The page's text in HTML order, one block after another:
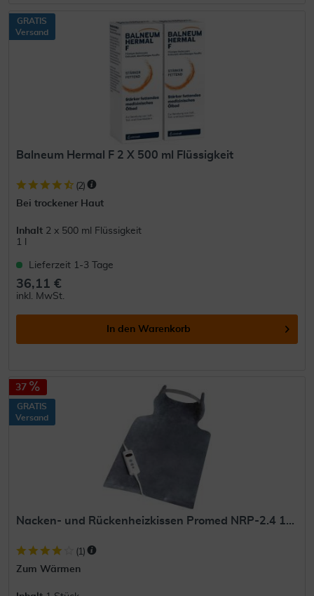
GRATIS
Versand
Balneum Hermal F 2 X 500 ml Flüssigkeit
(2)
Bei trockener Haut
Inhalt 2 x 500 ml Flüssigkeit
1 l
Lieferzeit 1-3 Tage
36,11 €
inkl. MwSt.
In den Warenkorb
37
GRATIS
Versand
Nacken- und Rückenheizkissen Promed NRP-2.4 1...
(1)
Zum Wärmen